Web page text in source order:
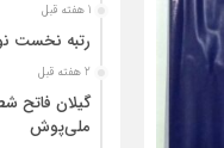
1 هفته قبل
رتبه نخست
2 هفته قبل
گیلان فاتح
ملی‌پوش